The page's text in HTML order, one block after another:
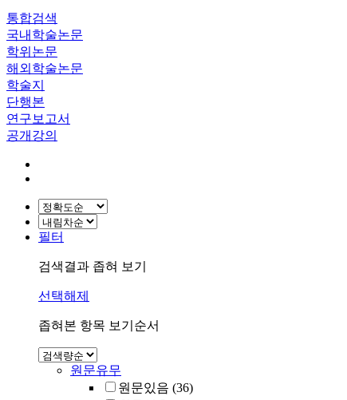
통합검색
국내학술논문
학위논문
해외학술논문
학술지
단행본
연구보고서
공개강의
필터
검색결과 좁혀 보기
선택해제
좁혀본 항목 보기순서
원문유무
원문있음 (36)